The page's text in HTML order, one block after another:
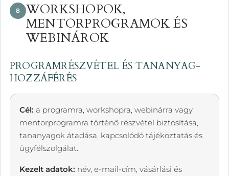
8
WORKSHOPOK,
MENTORPROGRAMOK ÉS
WEBINÁROK
PROGRAMRÉSZVÉTEL ÉS TANANYAG-
HOZZÁFÉRÉS
Cél: a programra, workshopra, webinárra vagy
mentorprogramra történő részvétel biztosítása,
tananyagok átadása, kapcsolódó tájékoztatás és
ügyfélszolgálat.
Kezelt adatok: név, e-mail-cím, vásárlási és